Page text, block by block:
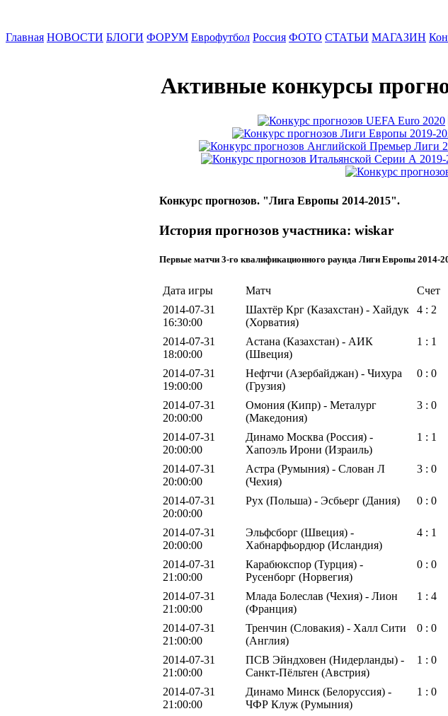
Главная НОВОСТИ БЛОГИ ФОРУМ Еврофутбол Россия ФОТО СТАТЬИ МАГАЗИН
Активные конкурсы
Конкурс прогнозов. "Лига Европы 2014-2015".
История прогнозов участника: wiskar
Первые матчи 3-го квалификационного раунда Лиги Европы 2014-
Дата игры Матч Счет
2014-07-31
16:30:00
Шахтёр Крг (Казахстан) - Хайдук
(Хорватия)
4 : 2
2014-07-31
18:00:00
Астана (Казахстан) - АИК
(Швеция)
1 : 1
2014-07-31
19:00:00
Нефтчи (Азербайджан) - Чихура
(Грузия)
0 : 0
2014-07-31
20:00:00
Омония (Кипр) - Металург
(Македония)
3 : 0
2014-07-31
20:00:00
Динамо Москва (Россия) -
Хапоэль Ирони (Израиль)
1 : 1
2014-07-31
20:00:00
Астра (Румыния) - Слован Л
(Чехия)
3 : 0
2014-07-31
20:00:00
Рух (Польша) - Эсбьерг (Дания) 0 : 0
2014-07-31
20:00:00
Эльфсборг (Швеция) -
Хабнарфьордюр (Исландия)
4 : 1
2014-07-31
21:00:00
Карабюкспор (Турция) -
Русенборг (Норвегия)
0 : 0
2014-07-31
21:00:00
Млада Болеслав (Чехия) - Лион
(Франция)
1 : 4
2014-07-31
21:00:00
Тренчин (Словакия) - Халл Сити
(Англия)
0 : 0
2014-07-31
21:00:00
ПСВ Эйндховен (Нидерланды) -
Санкт-Пёльтен (Австрия)
1 : 0
2014-07-31
21:00:00
Динамо Минск (Белоруссия) -
ЧФР Клуж (Румыния)
1 : 0